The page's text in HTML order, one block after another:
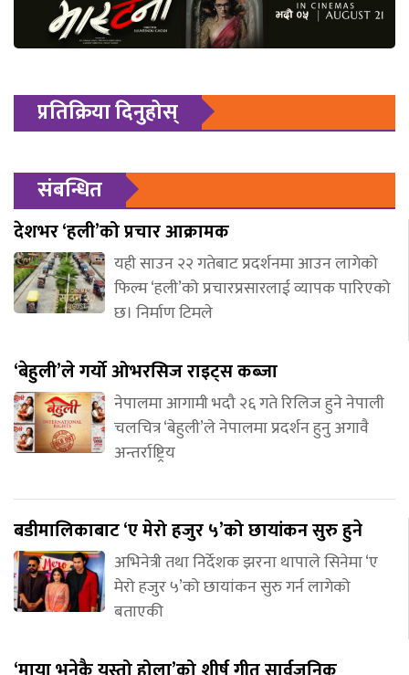
प्रतिक्रिया दिनुहोस्
संबन्धित
देशभर ‘हली’को प्रचार आक्रामक
यही साउन २२ गतेबाट प्रदर्शनमा आउन लागेको
फिल्म ‘हली’को प्रचारप्रसारलाई व्यापक पारिएको
छ। निर्माण टिमले
‘बेहुली’ले गर्यो ओभरसिज राइट्स कब्जा
नेपालमा आगामी भदौ २६ गते रिलिज हुने नेपाली
चलचित्र ‘बेहुली’ले नेपालमा प्रदर्शन हुनु अगावै
अन्तर्राष्ट्रिय
बडीमालिकाबाट ‘ए मेरो हजुर ५’को छायांकन सुरु हुने
अभिनेत्री तथा निर्देशक झरना थापाले सिनेमा ‘ए
मेरो हजुर ५’को छायांकन सुरु गर्न लागेको
बताएकी